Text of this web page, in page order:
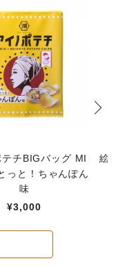
テチBIGバッグ MI
っと！ちゃんぽん
味
¥3,000
絵